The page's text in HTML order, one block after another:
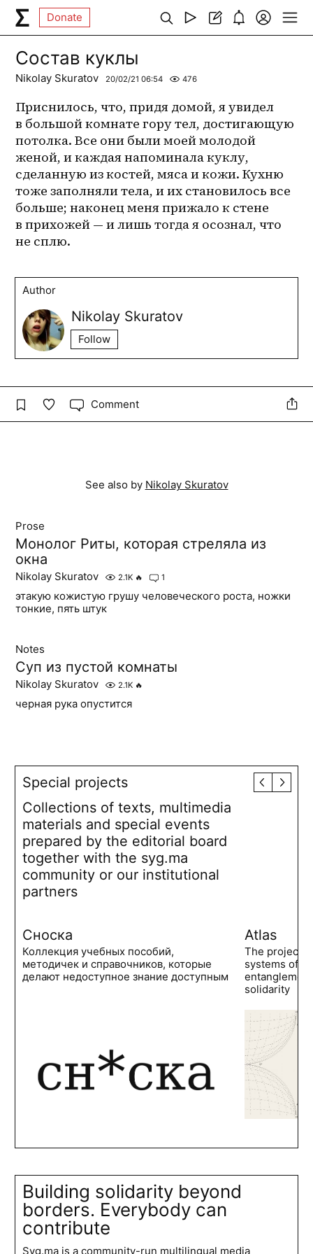
Donate
Состав куклы
Nikolay Skuratov 20/02/21 06:54 476
Приснилось, что, придя домой, я увидел
в большой комнате гору тел, достигающую
потолка. Все они были моей молодой
женой, и каждая напоминала куклу,
сделанную из костей, мяса и кожи. Кухню
тоже заполняли тела, и их становилось все
больше; наконец меня прижало к стене
в прихожей — и лишь тогда я осознал, что
не сплю.
Author
Nikolay Skuratov
Follow
Comment
See also by Nikolay Skuratov
Prose
Монолог Риты, которая стреляла из
окна
Nikolay Skuratov 2.1K 🔥 1
этакую кожистую грушу человеческого роста, ножки
тонкие, пять штук
Notes
Суп из пустой комнаты
Nikolay Skuratov 2.1K 🔥
черная рука опустится
Special projects
Collections of texts, multimedia
materials and special events
prepared by the editorial board
together with the syg.ma
community or our institutional
partners
Сноска
Коллекция учебных пособий,
методичек и справочников, которые
делают недоступное знание доступным
Atlas
The project
systems of
solidarity
Building solidarity beyond
borders. Everybody can
contribute
Syg.ma is a community-run multilingual media